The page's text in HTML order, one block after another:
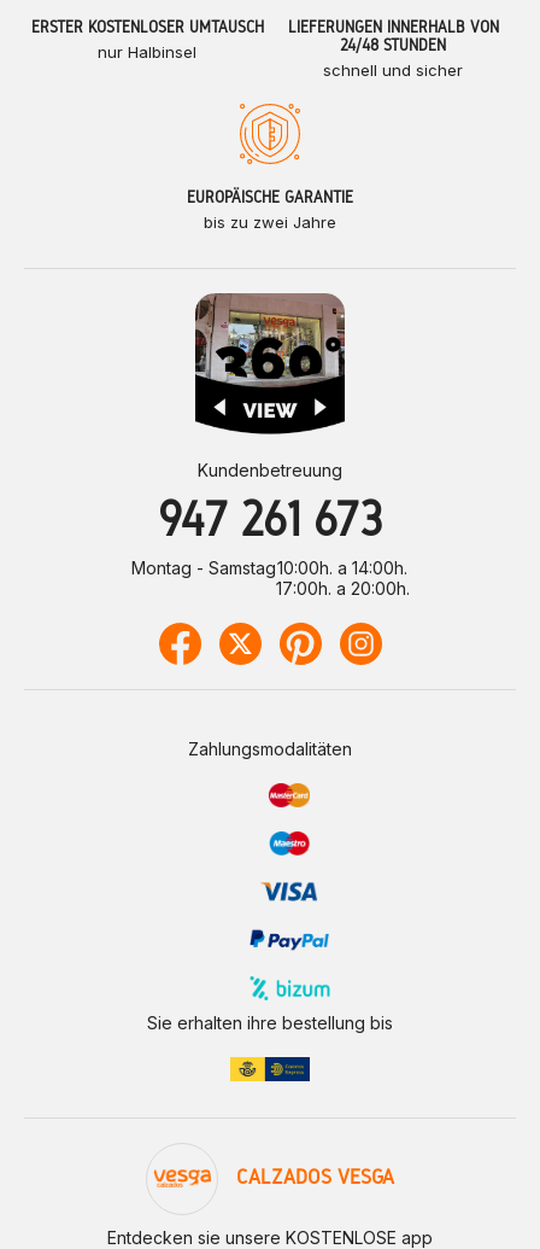
ERSTER KOSTENLOSER UMTAUSCH
nur Halbinsel
LIEFERUNGEN INNERHALB VON
24/48 STUNDEN
schnell und sicher
EUROPÄISCHE GARANTIE
bis zu zwei Jahre
Kundenbetreuung
947 261 673
Montag - Samstag10:00h. a 14:00h.
17:00h. a 20:00h.
Zahlungsmodalitäten
Sie erhalten ihre bestellung bis
CALZADOS VESGA
Entdecken sie unsere KOSTENLOSE app